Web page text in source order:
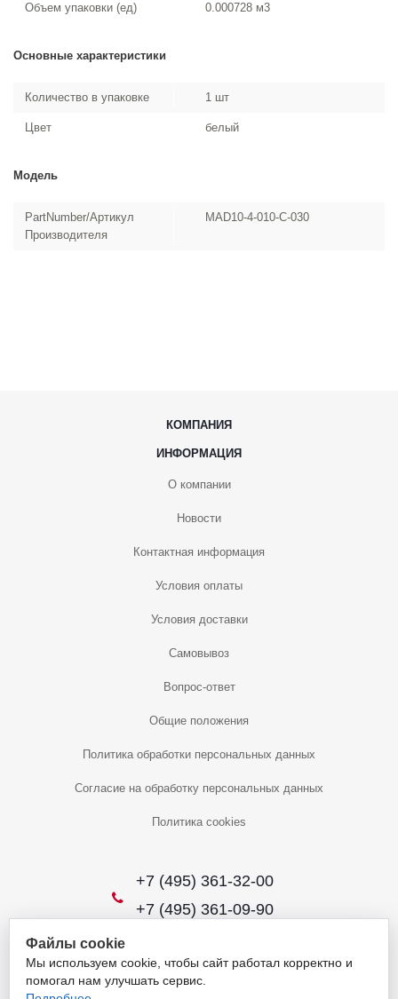
Объем упаковки (ед) 0.000728 м3
Основные характеристики
Количество в упаковке 1 шт
Цвет белый
Модель
PartNumber/Артикул
Производителя
MAD10-4-010-C-030
КОМПАНИЯ
ИНФОРМАЦИЯ
О компании
Новости
Контактная информация
Условия оплаты
Условия доставки
Самовывоз
Вопрос-ответ
Общие положения
Политика обработки персональных данных
Согласие на обработку персональных данных
Политика cookies
+7 (495) 361-32-00
+7 (495) 361-09-90
2026 © Уникальный интернет-магазин
Обращаем ваше внимание на то, что данный интернет-сайт носит
Файлы cookie
Мы используем cookie, чтобы сайт работал корректно и
помогал нам улучшать сервис.